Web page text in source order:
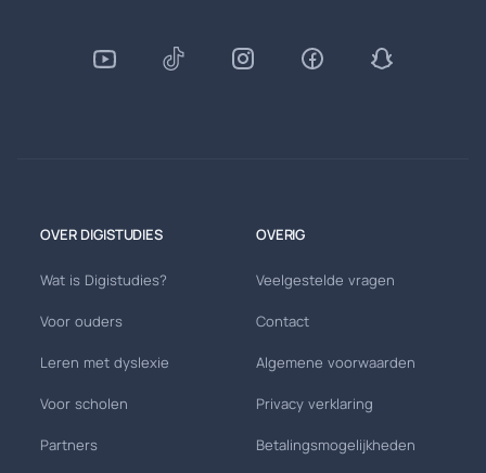
OVER DIGISTUDIES
Wat is Digistudies?
Voor ouders
Leren met dyslexie
Voor scholen
Partners
OVERIG
Veelgestelde vragen
Contact
Algemene voorwaarden
Privacy verklaring
Betalingsmogelijkheden